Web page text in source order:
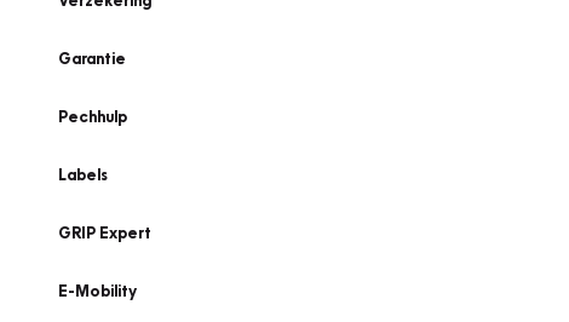
Garantie
Pechhulp
Labels
GRIP Expert
E-Mobility